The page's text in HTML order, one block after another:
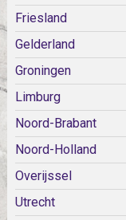
Friesland
Gelderland
Groningen
Limburg
Noord-Brabant
Noord-Holland
Overijssel
Utrecht